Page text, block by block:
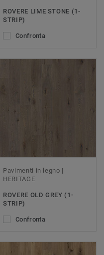
ROVERE LIME STONE (1-
STRIP)
Confronta
Pavimenti in legno |
HERITAGE
ROVERE OLD GREY (1-
STRIP)
Confronta